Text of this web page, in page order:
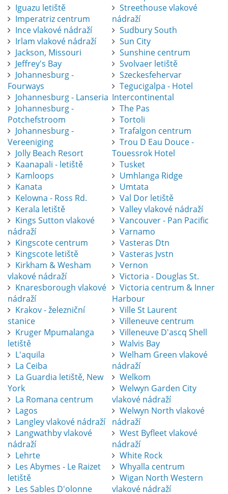
Iguazu letiště
Imperatriz centrum
Ince vlakové nádraží
Irlam vlakové nádraží
Jackson, Missouri
Jeffrey's Bay
Johannesburg -
Fourways
Johannesburg - Lanseria
Johannesburg -
Potchefstroom
Johannesburg -
Vereeniging
Jolly Beach Resort
Kaanapali - letiště
Kamloops
Kanata
Kelowna - Ross Rd.
Kerala letiště
Kings Sutton vlakové
nádraží
Kingscote centrum
Kingscote letiště
Kirkham & Wesham
vlakové nádraží
Knaresborough vlakové
nádraží
Krakov - železniční
stanice
Kruger Mpumalanga
letiště
L'aquila
La Ceiba
La Guardia letiště, New
York
La Romana centrum
Lagos
Langley vlakové nádraží
Langwathby vlakové
nádraží
Lehrte
Les Abymes - Le Raizet
letiště
Les Sables D'olonne
Streethouse vlakové
nádraží
Sudbury South
Sun City
Sunshine centrum
Svolvaer letiště
Szeckesfehervar
Tegucigalpa - Hotel
Intercontinental
The Pas
Tortoli
Trafalgon centrum
Trou D Eau Douce -
Touessrok Hotel
Tusket
Umhlanga Ridge
Umtata
Val Dor letiště
Valley vlakové nádraží
Vancouver - Pan Pacific
Varnamo
Vasteras Dtn
Vasteras Jvstn
Vernon
Victoria - Douglas St.
Victoria centrum & Inner
Harbour
Ville St Laurent
Villeneuve centrum
Villeneuve D'ascq Shell
Walvis Bay
Welham Green vlakové
nádraží
Welkom
Welwyn Garden City
vlakové nádraží
Welwyn North vlakové
nádraží
West Byfleet vlakové
nádraží
White Rock
Whyalla centrum
Wigan North Western
vlakové nádraží